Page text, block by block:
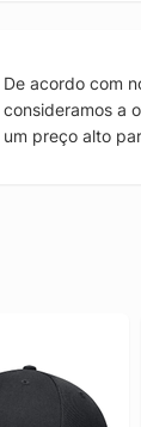
De acordo com
consideramos a
um preço alto